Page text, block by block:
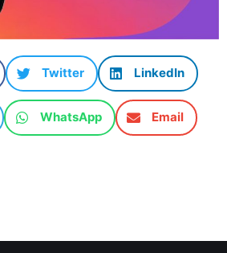
Twitter LinkedIn
WhatsApp Email